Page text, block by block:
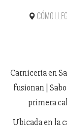
CÓMO
Carnicería en
fusionan |
primera
Ubicada en la